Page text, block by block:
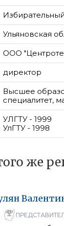
Ульяновская
ООО
директор
Высшее
специалитет,
УЛГТУ - 1999
УлГТУ - 1998
же